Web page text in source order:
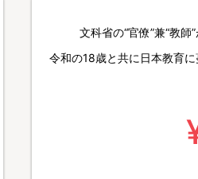
文科省の“官僚”兼“教
令和の18歳と共に日本教育